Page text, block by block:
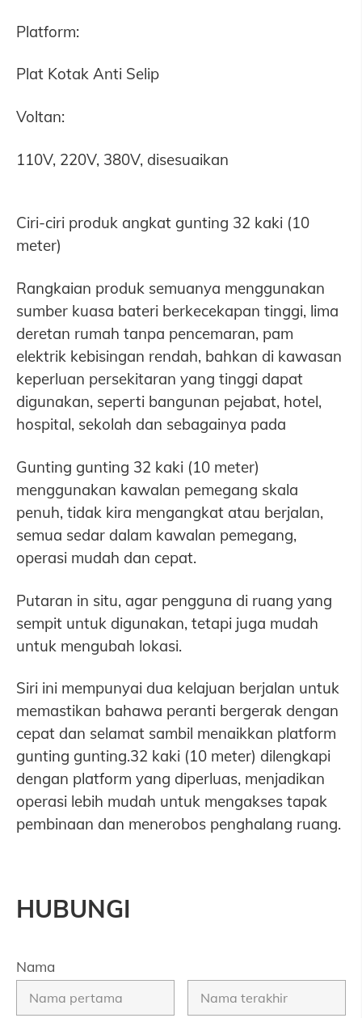
Platform:
Plat Kotak Anti Selip
Voltan:
110V, 220V, 380V, disesuaikan
Ciri-ciri produk angkat gunting 32 kaki (10
meter)
Rangkaian produk semuanya menggunakan
sumber kuasa bateri berkecekapan tinggi, lima
deretan rumah tanpa pencemaran, pam
elektrik kebisingan rendah, bahkan di kawasan
keperluan persekitaran yang tinggi dapat
digunakan, seperti bangunan pejabat, hotel,
hospital, sekolah dan sebagainya pada
Gunting gunting 32 kaki (10 meter)
menggunakan kawalan pemegang skala
penuh, tidak kira mengangkat atau berjalan,
semua sedar dalam kawalan pemegang,
operasi mudah dan cepat.
Putaran in situ, agar pengguna di ruang yang
sempit untuk digunakan, tetapi juga mudah
untuk mengubah lokasi.
Siri ini mempunyai dua kelajuan berjalan untuk
memastikan bahawa peranti bergerak dengan
cepat dan selamat sambil menaikkan platform
gunting gunting.32 kaki (10 meter) dilengkapi
dengan platform yang diperluas, menjadikan
operasi lebih mudah untuk mengakses tapak
pembinaan dan menerobos penghalang ruang.
HUBUNGI
Nama